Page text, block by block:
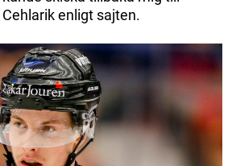
enligt sajten.